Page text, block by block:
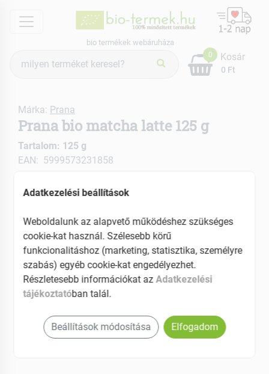
menu
bio termékek webáruháza
keresés
0
0 Ft
Kosár
ÚJ
Márka: Prana
Prana bio matcha latte 125 g
Tartalom: 125 g
EAN: 5999573231858
Adatkezelési beállítások
Weboldalunk az alapvető működéshez szükséges
cookie-kat használ. Szélesebb körű
funkcionalitáshoz (marketing, statisztika, személyre
szabás) egyéb cookie-kat engedélyezhet.
Részletesebb információkat azAdatkezelési
tájékoztatóban talál.
Beállítások módosítása Elfogadom